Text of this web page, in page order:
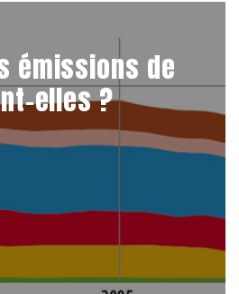
émissions de
elles ?